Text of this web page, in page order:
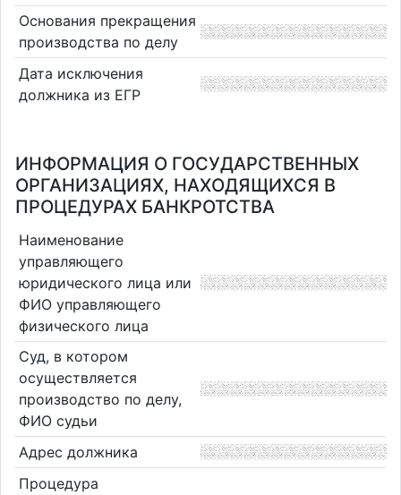
Основания прекращения
производства по делу
Дата исключения
должника из ЕГР
ИНФОРМАЦИЯ О ГОСУДАРСТВЕННЫХ
ОРГАНИЗАЦИЯХ, НАХОДЯЩИХСЯ В
ПРОЦЕДУРАХ БАНКРОТСТВА
Наименование
управляющего
юридического лица или
ФИО управляющего
физического лица
Суд, в котором
осуществляется
производство по делу,
ФИО судьи
Адрес должника
Процедура